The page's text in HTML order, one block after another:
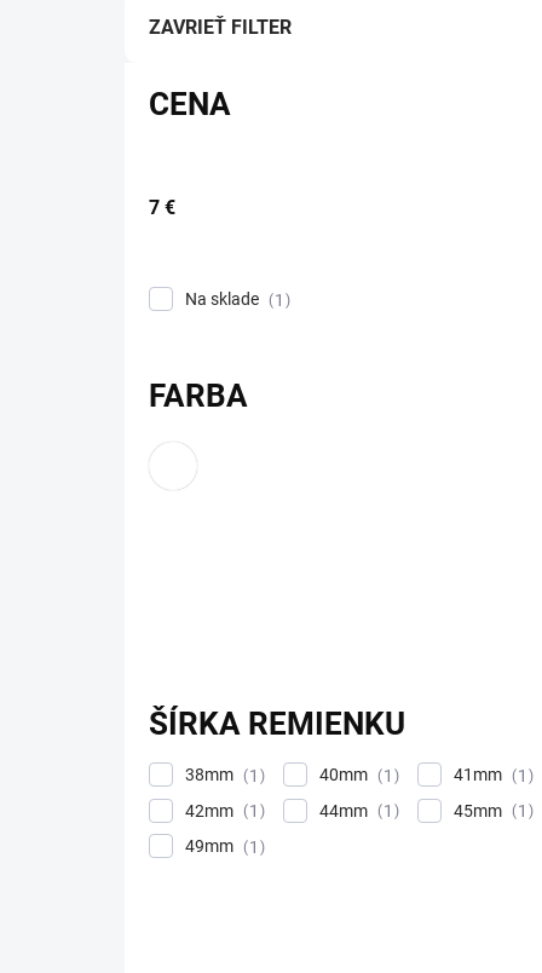
ZAVRIEŤ FILTER
CENA
7 €
Na sklade 1
FARBA
ŠÍRKA REMIENKU
38mm 1 40mm 1 41mm
1
42mm
1 44mm 1 45mm
1
49mm
1